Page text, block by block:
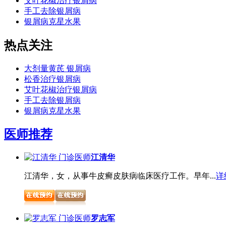
手工去除银屑病
银屑病克星水果
热点关注
大剂量黄芪 银屑病
松香治疗银屑病
艾叶花椒治疗银屑病
手工去除银屑病
银屑病克星水果
医师推荐
江清华
江清华，女，从事牛皮癣皮肤病临床医疗工作。早年...详
罗志军